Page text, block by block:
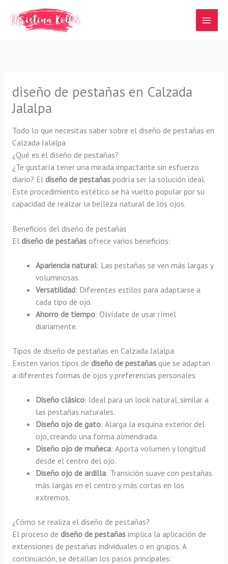
contenido
diseño de pestañas en Calzada
Jalalpa
Todo lo que necesitas saber sobre el diseño de pestañas en
Calzada Jalalpa
¿Qué es el diseño de pestañas?
¿Te gustaría tener una mirada impactante sin esfuerzo
diario? El diseño de pestañaspodría ser la solución ideal.
Este procedimiento estético se ha vuelto popular por su
capacidad de realzar la belleza natural de los ojos.
Beneficios del diseño de pestañas
El diseño de pestañasofrece varios beneficios:
Apariencia natural: Las pestañas se ven más largas y
voluminosas.
Versatilidad: Diferentes estilos para adaptarse a
cada tipo de ojo.
Ahorro de tiempo: Olvídate de usar rímel
diariamente.
Tipos de diseño de pestañas en Calzada Jalalpa
Existen varios tipos de diseño de pestañasque se adaptan
a diferentes formas de ojos y preferencias personales
Diseño clásico: Ideal para un look natural, similar a
las pestañas naturales.
Diseño ojo de gato: Alarga la esquina exterior del
ojo, creando una forma almendrada.
Diseño ojo de muñeca: Aporta volumen y longitud
desde el centro del ojo.
Diseño ojo de ardilla: Transición suave con pestañas
más largas en el centro y más cortas en los
extremos.
¿Cómo se realiza el diseño de pestañas?
El proceso de diseño de pestañasimplica la aplicación de
extensiones de pestañas individuales o en grupos. A
continuación, se detallan los pasos principales: